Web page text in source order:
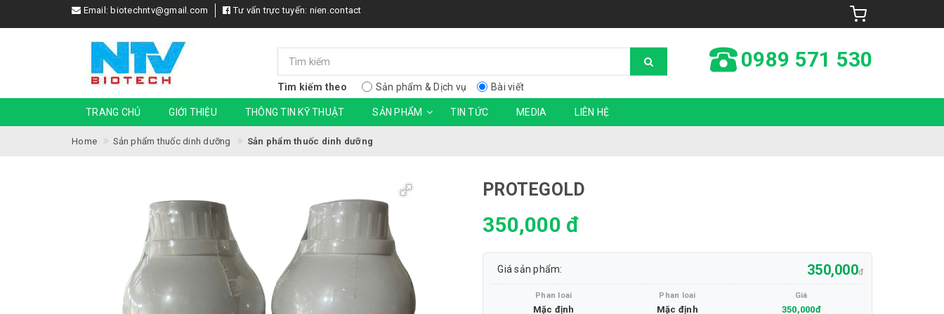
Email: biotechntv@gmail.com Tư vấn trực tuyến: nien.contact
Tìm kiếm theo Sản phẩm & Dịch vụ Bài viết
0989 571 530
TRANG CHỦ GIỚI THIỆU THÔNG TIN KỸ THUẬT SẢN PHẨM TIN TỨC MEDIA LIÊN HỆ
Home Sản phẩm thuốc dinh dưỡng Sản phẩm thuốc dinh dưỡng
PROTEGOLD
350,000 đ
Giá sản phẩm: 350,000đ
Phan loai
Mặc định
Phan loai
Mặc định
Giá
350,000đ